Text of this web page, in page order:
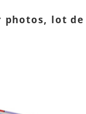
photos, lot de